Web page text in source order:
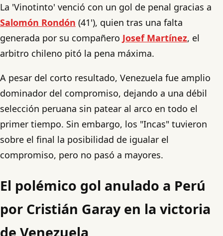
La 'Vinotinto' venció con un gol de penal gracias a
Salomón Rondón (41'), quien tras una falta
generada por su compañero Josef Martínez, el
arbitro chileno pitó la pena máxima.
A pesar del corto resultado, Venezuela fue amplio
dominador del compromiso, dejando a una débil
selección peruana sin patear al arco en todo el
primer tiempo. Sin embargo, los "Incas" tuvieron
sobre el final la posibilidad de igualar el
compromiso, pero no pasó a mayores.
El polémico gol anulado a Perú
por Cristián Garay en la victoria